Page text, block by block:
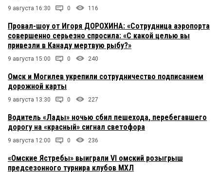
9 августа 16:30 0 116
Провал-шоу от Игоря ДОРОХИНА: «Сотрудница аэропорта
совершенно серьезно спросила: «С какой целью вы
привезли в Канаду мертвую рыбу?»
9 августа 15:00 0 240
Омск и Могилев укрепили сотрудничество подписанием
дорожной карты
9 августа 13:30 0 227
Водитель «Лады» ночью сбил пешехода, перебегавшего
дорогу на «красный» сигнал светофора
9 августа 12:00 0 236
«Омские Ястребы» выиграли VI омский розыгрыш
предсезонного турнира клубов МХЛ